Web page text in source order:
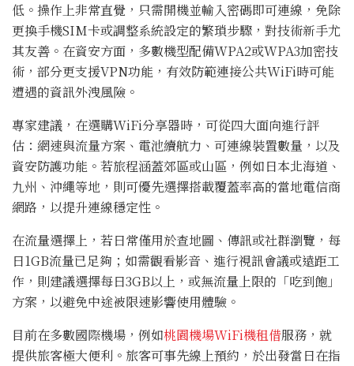
低。操作上非常直覺，只需開機並輸入密碼即可連線，免除
更換手機SIM卡或調整系統設定的繁瑣步驟，對技術新手尤
其友善。在資安方面，多數機型配備WPA2或WPA3加密技
術，部分更支援VPN功能，有效防範連接公共WiFi時可能
遭遇的資訊外洩風險。
專家建議，在選購WiFi分享器時，可從四大面向進行評
估：網速與流量方案、電池續航力、可連線裝置數量，以及
資安防護功能。若旅程涵蓋郊區或山區，例如日本北海道、
九州、沖繩等地，則可優先選擇搭載覆蓋率高的當地電信商
網路，以提升連線穩定性。
在流量選擇上，若日常僅用於查地圖、傳訊或社群瀏覽，每
日1GB流量已足夠；如需觀看影音、進行視訊會議或遠距工
作，則建議選擇每日3GB以上，或無流量上限的「吃到飽」
方案，以避免中途被限速影響使用體驗。
目前在多數國際機場，例如桃園機場WiFi機租借服務，就
提供旅客極大便利。旅客可事先線上預約，於出發當日在指